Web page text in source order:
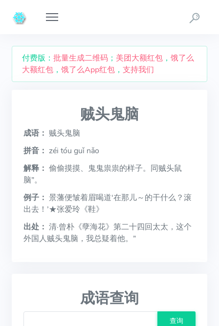
付费版： 批量生成二维码 ； 美团大额红包 ， 饿了么
大额红包 ， 饿了么App红包 ， 支持我们
贼头鬼脑
成语： 贼头鬼脑
拼音： zéi tóu guǐ nǎo
解释： 偷偷摸摸、鬼鬼祟祟的样子。同贼头鼠
脑”。
例子： 景藩便皱着眉喝道‘在那儿～的干什么？滚
出去！’★张爱玲《鞋》
出处： 清·曾朴《孽海花》第二十四回太太，这个
外国人贼头鬼脑，我总疑着他。”
成语查询
查询